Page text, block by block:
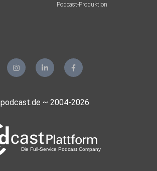
Podcast-Produktion
podcast.de ~ 2004-2026